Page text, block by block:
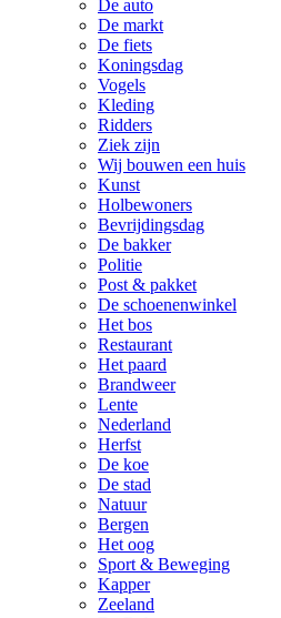
De auto
De markt
De fiets
Koningsdag
Vogels
Kleding
Ridders
Ziek zijn
Wij bouwen een huis
Kunst
Holbewoners
Bevrijdingsdag
De bakker
Politie
Post & pakket
De schoenenwinkel
Het bos
Restaurant
Het paard
Brandweer
Lente
Nederland
Herfst
De koe
De stad
Natuur
Bergen
Het oog
Sport & Beweging
Kapper
Zeeland